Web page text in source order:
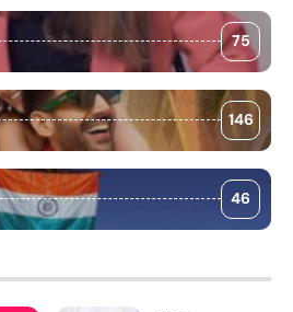
75
146
46